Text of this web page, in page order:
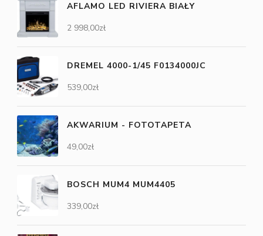
AFLAMO LED RIVIERA BIAŁY
2 998,00zł
DREMEL 4000-1/45 F0134000JC
539,00zł
AKWARIUM - FOTOTAPETA
49,00zł
BOSCH MUM4 MUM4405
339,00zł